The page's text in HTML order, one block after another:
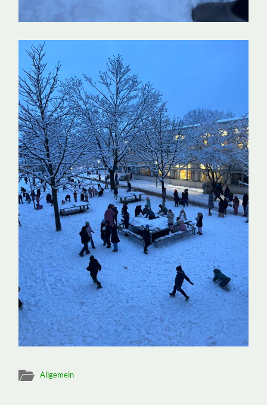
Allgemein